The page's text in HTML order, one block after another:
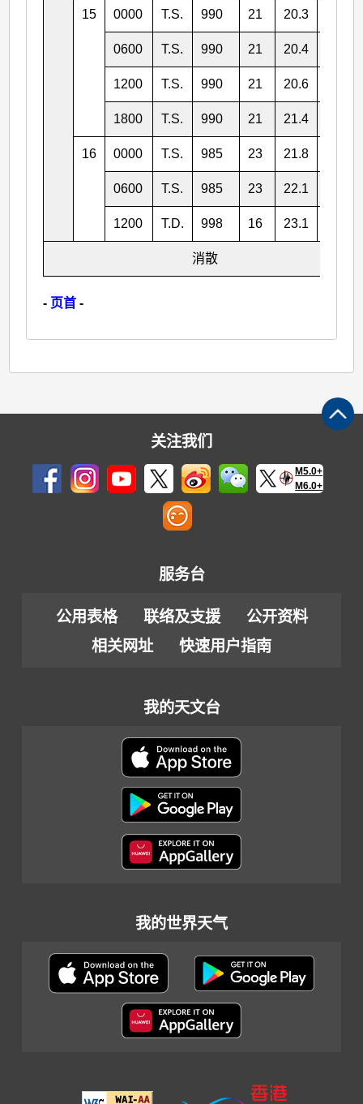
15 0000 T.S. 990 21 20.3
0600 T.S. 990 21 20.4
1200 T.S. 990 21 20.6
1800 T.S. 990 21 21.4
16 0000 T.S. 985 23 21.8
0600 T.S. 985 23 22.1
1200 T.D. 998 16 23.1
消散
- 页首 -
关注我们
M5.0+
M6.0+
服务台
公用表格 联络及支援
公开资料
相关网址
快速用户指南
我的天文台
我的世界天气